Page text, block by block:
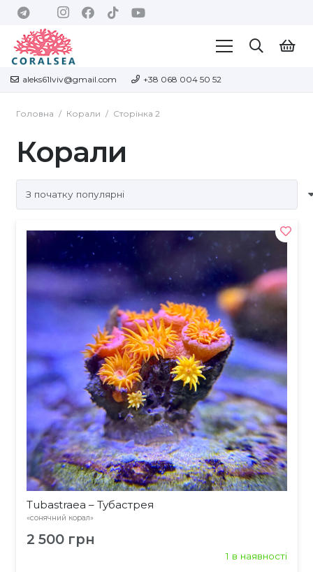
aleks61lviv@gmail.com +38 068 004 50 52
Головна / Корали / Сторінка 2
Корали
Tubastraea – Тубастрея
«сонячний корал»
2 500 грн
1 в наявності